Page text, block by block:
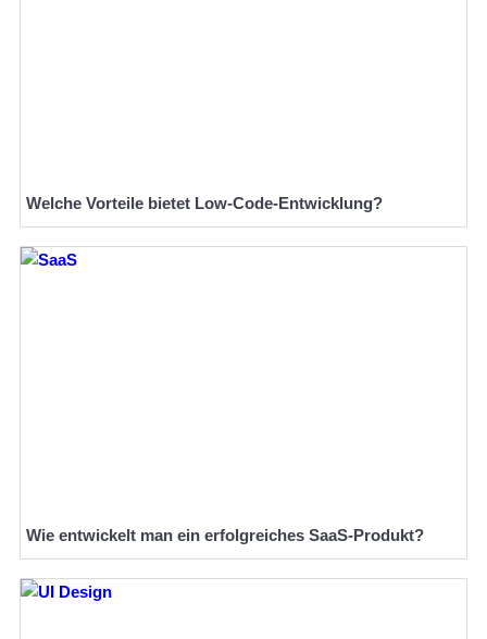
Welche Vorteile bietet Low-Code-Entwicklung?
Wie entwickelt man ein erfolgreiches SaaS-Produkt?